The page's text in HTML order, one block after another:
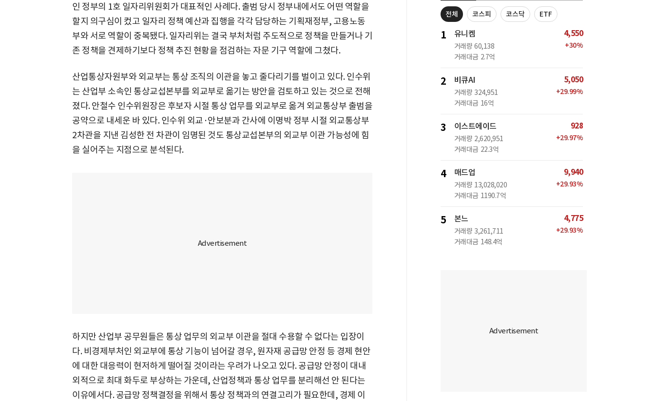
인 정부의 1호 일자리위원회가 대표적인 사례다. 출범 당시 정부내에서도 어떤 역할을
할지 의구심이 컸고 일자리 정책 예산과 집행을 각각 담당하는 기획재정부, 고용노동
부와 서로 역할이 중복됐다. 일자리위는 결국 부처처럼 주도적으로 정책을 만들거나 기
존 정책을 견제하기보다 정책 추진 현황을 점검하는 자문 기구 역할에 그쳤다.
산업통상자원부와 외교부는 통상 조직의 이관을 놓고 줄다리기를 벌이고 있다. 인수위
는 산업부 소속인 통상교섭본부를 외교부로 옮기는 방안을 검토하고 있는 것으로 전해
졌다. 안철수 인수위원장은 후보자 시절 통상 업무를 외교부로 옮겨 외교통상부 출범을
공약으로 내세운 바 있다. 인수위 외교·안보분과 간사에 이명박 정부 시절 외교통상부
2차관을 지낸 김성한 전 차관이 임명된 것도 통상교섭본부의 외교부 이관 가능성에 힘
을 실어주는 지점으로 분석된다.
하지만 산업부 공무원들은 통상 업무의 외교부 이관을 절대 수용할 수 없다는 입장이
다. 비경제부처인 외교부에 통상 기능이 넘어갈 경우, 원자재 공급망 안정 등 경제 현안
에 대한 대응력이 현저하게 떨어질 것이라는 우려가 나오고 있다. 공급망 안정이 대내
외적으로 최대 화두로 부상하는 가운데, 산업정책과 통상 업무를 분리해선 안 된다는
이유에서다. 공급망 정책결정을 위해서 통상 정책과의 연결고리가 필요한데, 경제 이
전체 코스피 코스닥 ETF
1 유니켐
거래량 60,138
거래대금 2.7억
4,550
+30%
2 비큐AI
거래량 324,951
거래대금 16억
5,050
+29.99%
3 이스트에이드
거래량 2,620,951
거래대금 22.3억
928
+29.97%
4 매드업
거래량 13,028,020
거래대금 1190.7억
9,940
+29.93%
5 본느
거래량 3,261,711
거래대금 148.4억
4,775
+29.93%